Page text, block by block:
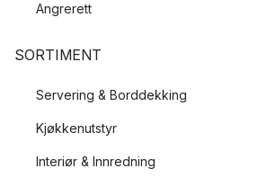
Angrerett
SORTIMENT
Servering & Borddekking
Kjøkkenutstyr
Interiør & Innredning